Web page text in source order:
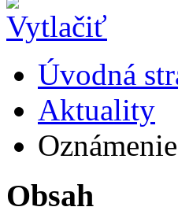
Úvodná
Aktuality
Obsah